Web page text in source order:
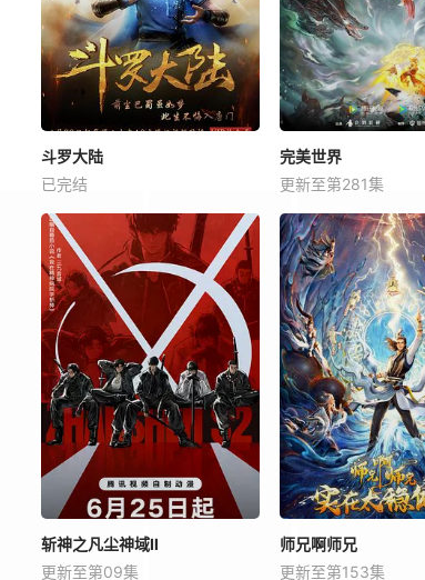
斗罗大陆
已完结
完美世界
更新至第281集
斩神之凡尘神域Ⅱ
更新至第09集
师兄啊师兄
更新至第153集